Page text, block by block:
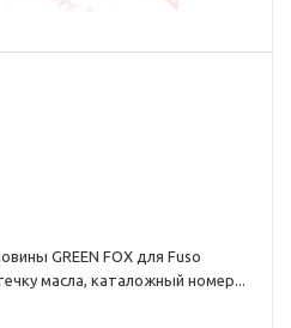
GREEN FOX для Fuso
масла, каталожный номер...